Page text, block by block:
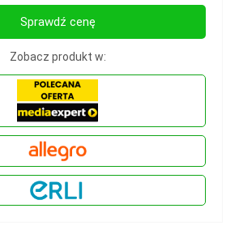
Sprawdź cenę
Zobacz produkt w: